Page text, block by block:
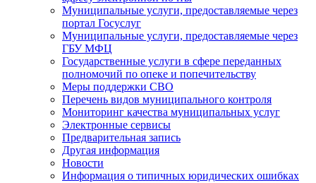
Муниципальные услуги, предоставляемые через
портал Госуслуг
Муниципальные услуги, предоставляемые через
ГБУ МФЦ
Государственные услуги в сфере переданных
полномочий по опеке и попечительству
Меры поддержки СВО
Перечень видов муниципального контроля
Мониторинг качества муниципальных услуг
Электронные сервисы
Предварительная запись
Другая информация
Новости
Информация о типичных юридических ошибках